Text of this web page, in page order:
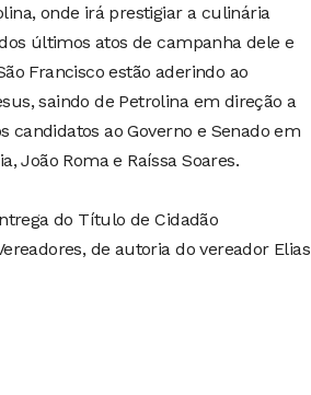
onde irá prestigiar a culinária
últimos atos de campanha dele e
Francisco estão aderindo ao
saindo de Petrolina em direção a
candidatos ao Governo e Senado em
João Roma e Raíssa Soares.
do Título de Cidadão
de autoria do vereador Elias